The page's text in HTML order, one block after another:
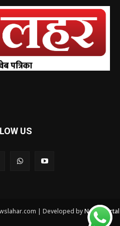
US
| Developed byNews